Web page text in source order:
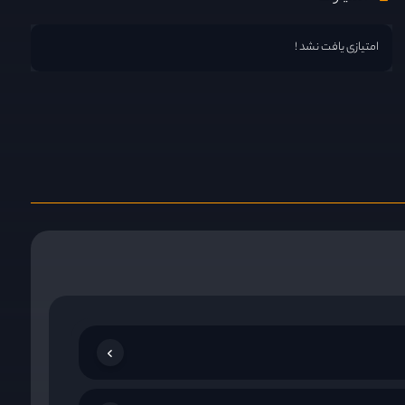
امتیازی یافت نشد !